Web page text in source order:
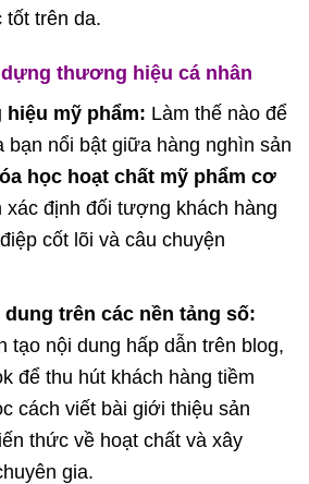
tốt trên da.
thương hiệu cá nhân
mỹ phẩm: Làm thế nào để
bạn nổi bật giữa hàng nghìn sản
học hoạt chất mỹ phẩm cơ
xác định đối tượng khách hàng
cốt lõi và câu chuyện
trên các nền tảng số:
tạo nội dung hấp dẫn trên blog,
để thu hút khách hàng tiềm
cách viết bài giới thiệu sản
thức về hoạt chất và xây
gia.